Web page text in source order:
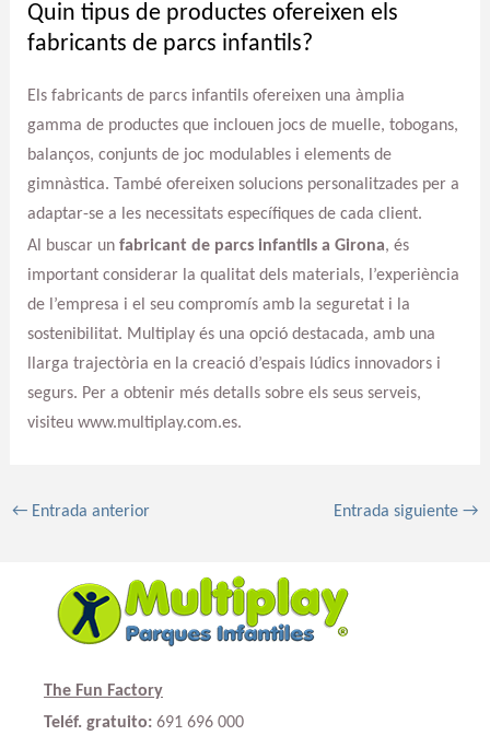
Quin tipus de productes ofereixen els
fabricants de parcs infantils?
Els fabricants de parcs infantils ofereixen una àmplia
gamma de productes que inclouen jocs de muelle, tobogans,
balanços, conjunts de joc modulables i elements de
gimnàstica. També ofereixen solucions personalitzades per a
adaptar-se a les necessitats específiques de cada client.
Al buscar un fabricant de parcs infantils a Girona, és
important considerar la qualitat dels materials, l’experiència
de l’empresa i el seu compromís amb la seguretat i la
sostenibilitat. Multiplay és una opció destacada, amb una
llarga trajectòria en la creació d’espais lúdics innovadors i
segurs. Per a obtenir més detalls sobre els seus serveis,
visiteu www.multiplay.com.es.
←Entrada anterior Entrada siguiente→
The Fun Factory
Teléf. gratuito: 691 696 000